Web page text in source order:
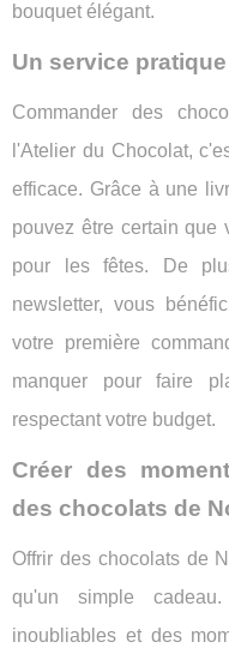
bouquet élégant.
Un service
Commander des
l'Atelier du Chocolat,
efficace. Grâce à une
pouvez être certain que
pour les fêtes. De
newsletter, vous
votre première
manquer pour faire
respectant votre budget.
Créer des
des chocolats de
Offrir des chocolats de
qu'un simple
inoubliables et des